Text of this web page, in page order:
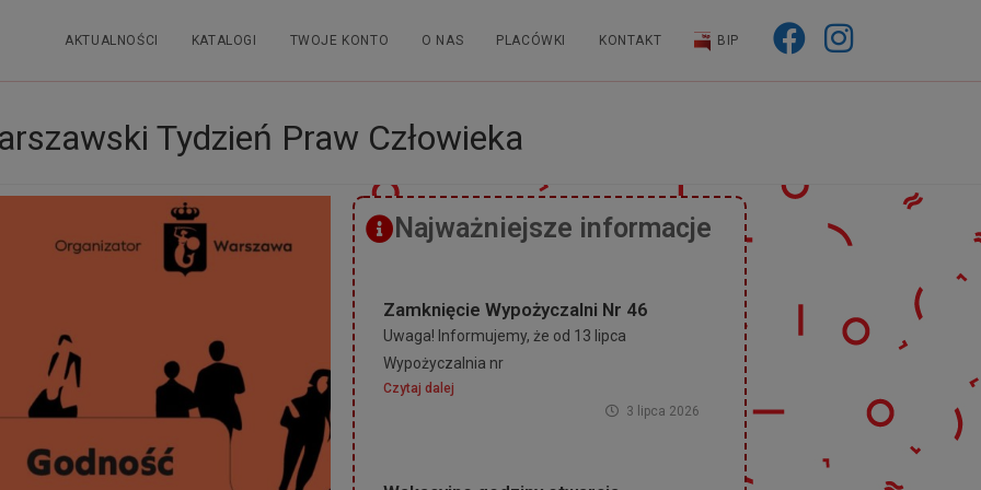
AKTUALNOŚCI KATALOGI TWOJE KONTO O NAS PLACÓWKI KONTAKT BIP
Tydzień Praw Człowieka
Najważniejsze informacje
Zamknięcie Wypożyczalni Nr 46
Uwaga! Informujemy, że od 13 lipca
Wypożyczalnia nr
Czytaj dalej
3 lipca 2026